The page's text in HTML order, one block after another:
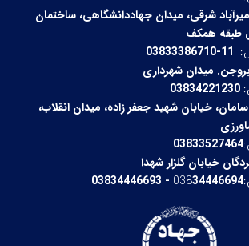
میرآباد شرقی، میدان جهاددانشگاهی، ساختمان
طبقه همکف
03834221230
سامان، خیابان شهید جعفر زاده، میدان انقلاب،
03833527464
خیابان گلزار شهدا
34446694 - 03834446693